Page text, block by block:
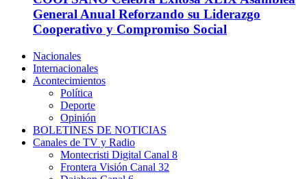
General Anual Reforzando su Liderazgo
Cooperativo y Compromiso Social
Nacionales
Internacionales
Acontecimientos
Política
Deporte
Opinión
BOLETINES DE NOTICIAS
Canales de TV y Radio
Montecristi Digital Canal 8
Frontera Visión Canal 32